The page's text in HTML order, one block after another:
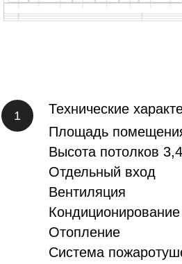
Технические
Площадь
Высота потолков
Отдельный вход
Вентиляция
Кондиционирование
Отопление
Система